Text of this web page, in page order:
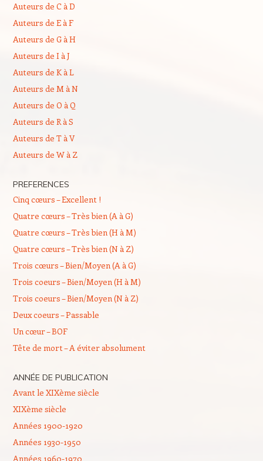
Auteurs de C à D
Auteurs de E à F
Auteurs de G à H
Auteurs de I à J
Auteurs de K à L
Auteurs de M à N
Auteurs de O à Q
Auteurs de R à S
Auteurs de T à V
Auteurs de W à Z
PREFERENCES
Cinq cœurs – Excellent !
Quatre cœurs – Très bien (A à G)
Quatre cœurs – Très bien (H à M)
Quatre cœurs – Très bien (N à Z)
Trois cœurs – Bien/Moyen (A à G)
Trois coeurs – Bien/Moyen (H à M)
Trois coeurs – Bien/Moyen (N à Z)
Deux coeurs – Passable
Un cœur – BOF
Tête de mort – A éviter absolument
ANNÉE DE PUBLICATION
Avant le XIXème siècle
XIXème siècle
Années 1900-1920
Années 1930-1950
Années 1960-1970